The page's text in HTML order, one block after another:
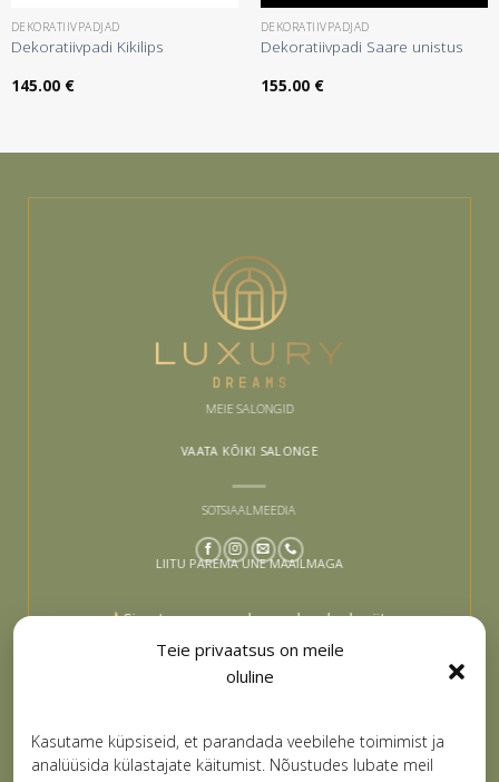
Teie privaatsus on meile
oluline
Kasutame küpsiseid, et parandada veebilehe toimimist ja
analüüsida külastajate käitumist. Nõustudes lubate meil
DEKORATIIVPADJAD
Dekoratiivpadi Kikilips
145.00 €
DEKORATIIVPADJAD
Dekoratiivpadi Saare unistus
155.00 €
MEIE SALONGID
VAATA KÕIKI SALONGE
SOTSIAALMEEDIA
LIITU PAREMA UNE MAAILMAGA
Sinu tee paremaks uneks algab siit –
liitu ja lase end inspireerida
LIITUN